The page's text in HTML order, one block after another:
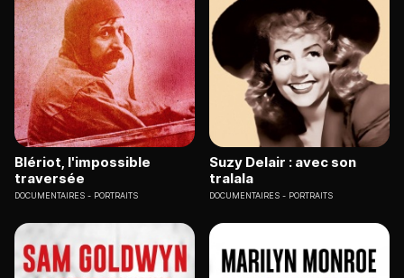
Blériot, l'impossible
traversée
DOCUMENTAIRES PORTRAITS
Suzy Delair : avec son
tralala
DOCUMENTAIRES PORTRAITS